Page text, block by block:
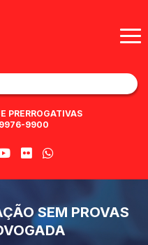
PRERROGATIVAS
9900
SEM PROVAS